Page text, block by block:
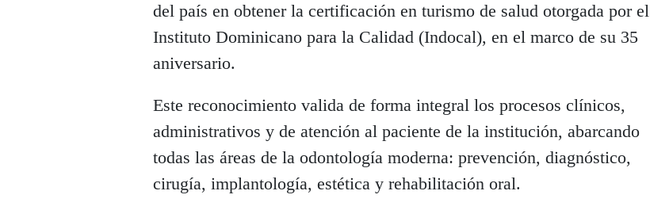
del país en obtener la certificación en turismo de salud otorgada por el
Instituto Dominicano para la Calidad (Indocal), en el marco de su 35
aniversario.
Este reconocimiento valida de forma integral los procesos clínicos,
administrativos y de atención al paciente de la institución, abarcando
todas las áreas de la odontología moderna: prevención, diagnóstico,
cirugía, implantología, estética y rehabilitación oral.